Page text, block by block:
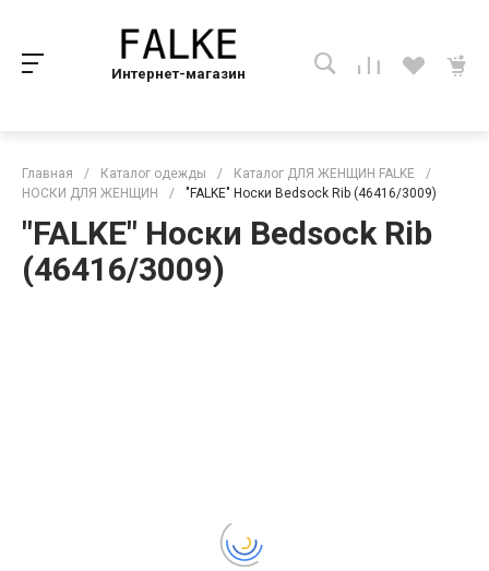
Интернет-магазин
Главная / Каталог одежды / Каталог ДЛЯ ЖЕНЩИН FALKE
/
НОСКИ ДЛЯ ЖЕНЩИН
/ "FALKE" Носки Bedsock Rib (46416/3009)
"FALKE" Носки Bedsock Rib
(46416/3009)